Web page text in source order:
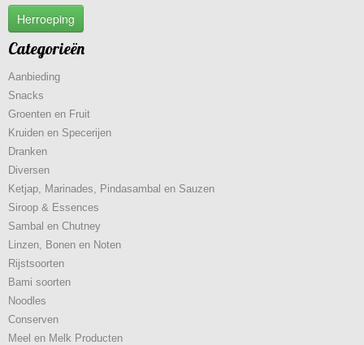
Herroeping
Categorieën
Aanbieding
Snacks
Groenten en Fruit
Kruiden en Specerijen
Dranken
Diversen
Ketjap, Marinades, Pindasambal en Sauzen
Siroop & Essences
Sambal en Chutney
Linzen, Bonen en Noten
Rijstsoorten
Bami soorten
Noodles
Conserven
Meel en Melk Producten